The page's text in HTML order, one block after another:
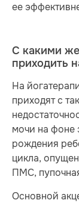
ее
С какими
приходить
На
приходят с
мочи на фоне
рождения
цикла,
ПМС,
Основной